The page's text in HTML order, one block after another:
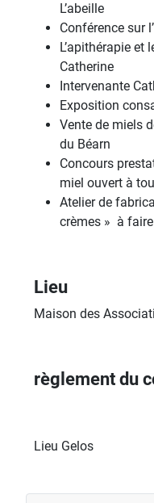
L’abeille
Conférence sur
L’apithérapie
Catherine
Intervenante
Exposition
Vente de miels
du Béarn
Concours
miel ouvert à
Atelier de
crèmes » à
Lieu
Maison des
règlement du
Lieu Gelos